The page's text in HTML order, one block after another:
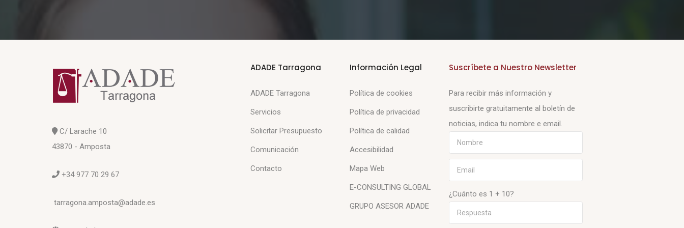
C/ Larache 10
43870 - Amposta
+34 977 70 29 67
tarragona.amposta@adade.es
ADADE Tarragona
ADADE Tarragona
Servicios
Solicitar Presupuesto
Comunicación
Contacto
Información Legal
Política de cookies
Política de privacidad
Política de calidad
Accesibilidad
Mapa Web
E-CONSULTING GLOBAL
GRUPO ASESOR ADADE
Suscríbete a Nuestro Newsletter
Para recibir más información y
suscribirte gratuitamente al boletín de
noticias, indica tu nombre e email.
¿Cuánto es 1 + 10?